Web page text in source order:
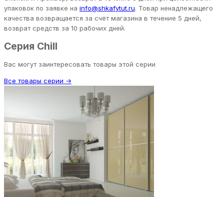
упаковок по заявке на info@shkafytut.ru. Товар ненадлежащего
качества возвращается за счёт магазина в течение 5 дней,
возврат средств за 10 рабочих дней.
Серия Chill
Вас могут заинтересовать товары этой серии
Все товары серии →